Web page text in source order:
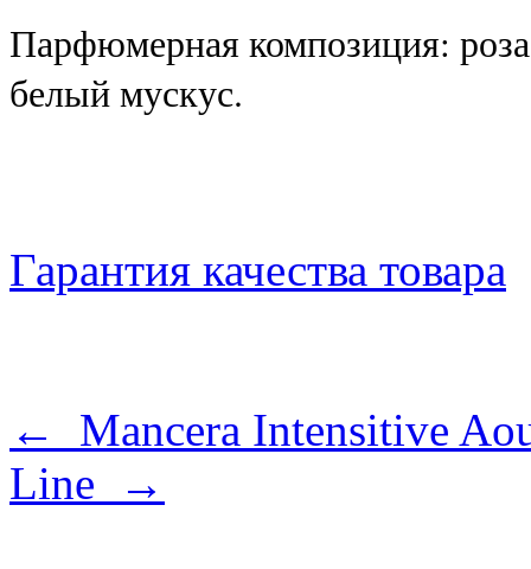
Парфюмерная композиция:
белый мускус.
Гарантия качества товара
← Mancera Intensitive
Line →